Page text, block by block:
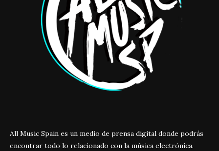
All Music Spain es un medio de prensa digital donde podrás
encontrar todo lo relacionado con la música electrónica.